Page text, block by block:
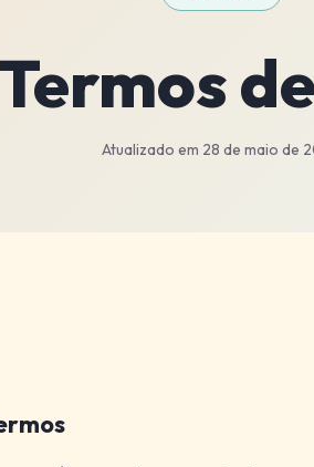
Termos
Atualizado em 28 de maio de